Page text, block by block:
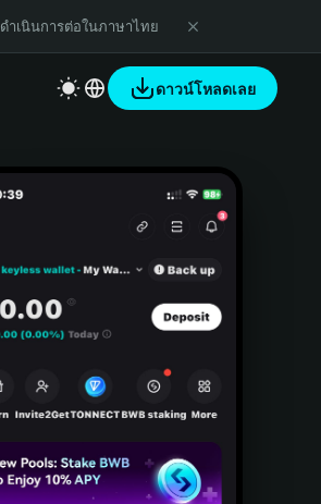
ดำเนินการต่อในภาษาไทย
ดาวน์โหลดเลย